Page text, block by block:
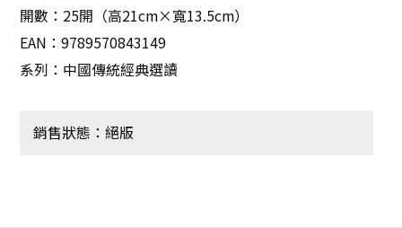
開數：25開（高21cm×寬13.5cm）
EAN：9789570843149
系列：中國傳統經典選讀
銷售狀態：絕版